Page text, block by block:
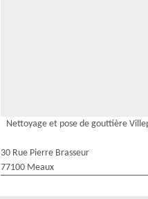
Nettoyage et pose de gouttière
30 Rue Pierre Brasseur
77100 Meaux